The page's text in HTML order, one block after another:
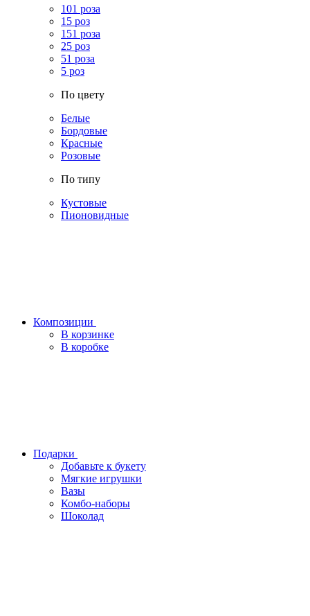
101 роза
15 роз
151 роза
25 роз
51 роза
5 роз
По цвету
Белые
Бордовые
Красные
Розовые
По типу
Кустовые
Пионовидные
Композиции
В корзинке
В коробке
Подарки
Добавьте к букету
Мягкие игрушки
Вазы
Комбо-наборы
Шоколад